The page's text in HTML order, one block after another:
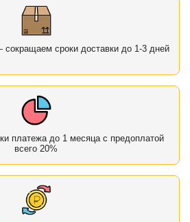
сроки доставки до 1-3 дней
платежа до 1 месяца с предоплатой
всего 20%